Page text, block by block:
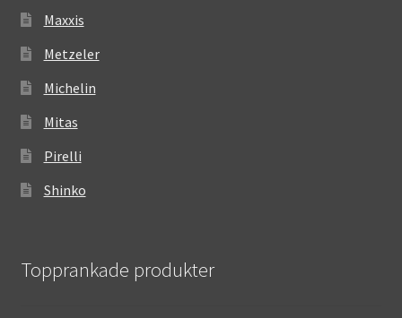
Maxxis
Metzeler
Michelin
Mitas
Pirelli
Shinko
Topprankade produkter